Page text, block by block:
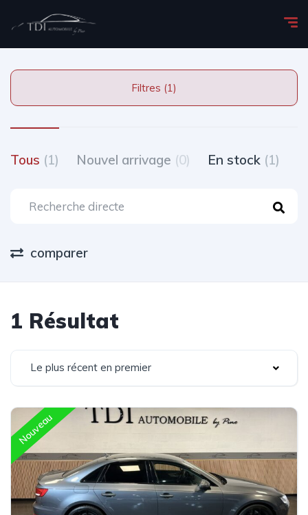
Filtres (1)
Tous (1) Nouvel arrivage (0) En stock (1)
comparer
1 Résultat
Le plus récent en premier
Nouveau